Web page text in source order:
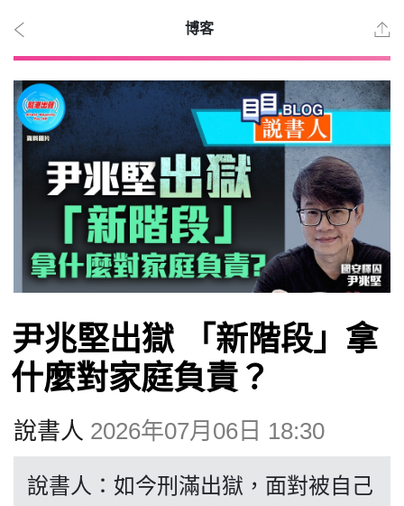
2026
年 8
月 7
時事
觀點
投票
博客
尹兆堅出獄 「新階段」拿
什麼對家庭負責？
說書人 2026年07月06日 18:30
說書人：如今刑滿出獄，面對被自己